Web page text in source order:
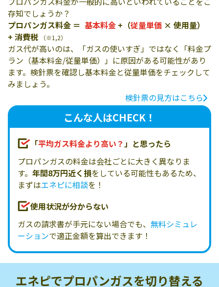
存知でしょうか？
プロパンガス料金 ＝ 基本料金 +（従量単価 × 使用量）
+ 消費税
（※1,2）
ガス代が高いのは、「ガスの使いすぎ」ではなく「料金プ
ラン（基本料金/従量単価）」に原因がある可能性があり
ます。検針票を確認し基本料金と従量単価をチェックして
みましょう。
検針票の見方はこちら
こんな人はCHECK！
「平均ガス料金より高い？」と思ったら
プロパンガスの料金は会社ごとに大きく異なりま
す。 年間8万円近く損をしている可能性もあるため、
まずはエネピに相談を！
使用状況が分からない
ガスの請求書が手元にない場合でも、 無料シミュレ
ーションで適正金額を算出できます！
エネピでプロパンガスを切り替える